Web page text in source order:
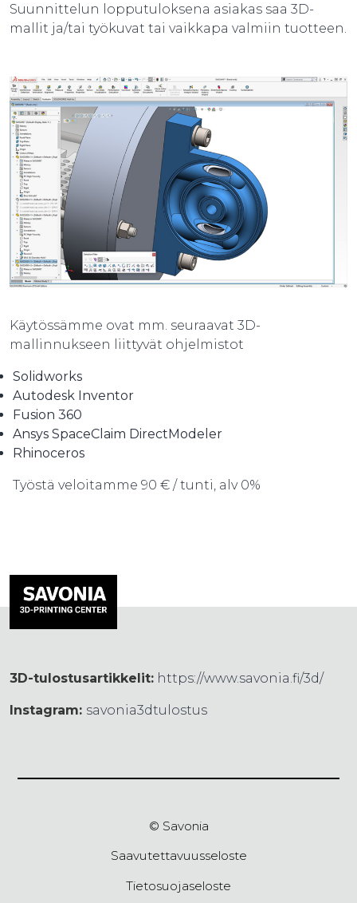
Suunnittelun lopputuloksena asiakas saa 3D-
mallit ja/tai työkuvat tai vaikkapa valmiin tuotteen.
Käytössämme ovat mm. seuraavat 3D-
mallinnukseen liittyvät ohjelmistot
Solidworks
Autodesk Inventor
Fusion 360
Ansys SpaceClaim DirectModeler
Rhinoceros
Työstä veloitamme 90 € / tunti, alv 0%
3D-tulostusartikkelit: https://www.savonia.fi/3d/
Instagram: savonia3dtulostus
© Savonia
Saavutettavuusseloste
Tietosuojaseloste